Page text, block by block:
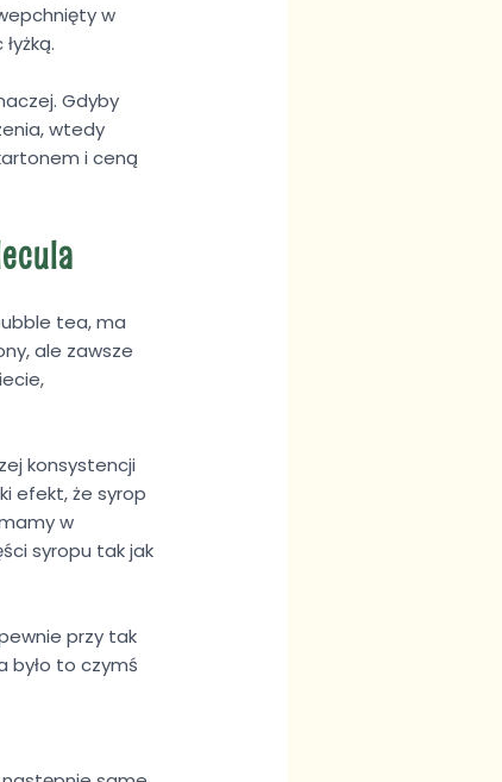
w
Gdyby
wtedy
i ceną
tea, ma
ale zawsze
konsystencji
efekt, że syrop
w
syropu tak jak
przy tak
było to czymś